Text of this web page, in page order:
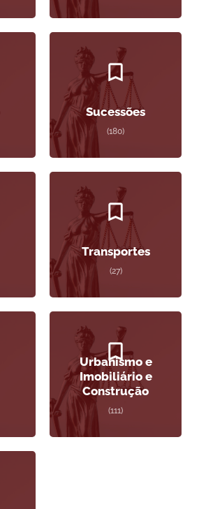
Sucessões
(180)
Transportes
(27)
Urbanismo e
Imobiliário e
Construção
(111)